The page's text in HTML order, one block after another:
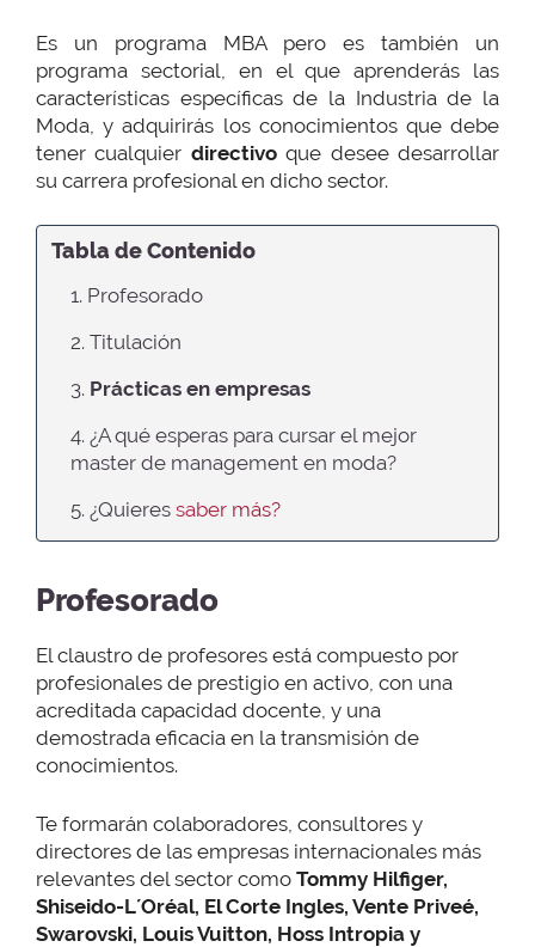
Es un programa MBA pero es también un
programa sectorial, en el que aprenderás las
características específicas de la Industria de la
Moda, y adquirirás los conocimientos que debe
tener cualquier directivoque desee desarrollar
su carrera profesional en dicho sector.
Tabla de Contenido
1. Profesorado
2. Titulación
3. Prácticas en empresas
4. ¿A qué esperas para cursar el mejor
master de management en moda?
5. ¿Quieres saber más?
Profesorado
El claustro de profesores está compuesto por
profesionales de prestigio en activo, con una
acreditada capacidad docente, y una
demostrada eficacia en la transmisión de
conocimientos.
Te formarán colaboradores, consultores y
directores de las empresas internacionales más
relevantes del sector como Tommy Hilfiger,
Shiseido-L´Oréal, El Corte Ingles, Vente Priveé,
Swarovski, Louis Vuitton, Hoss Intropia y